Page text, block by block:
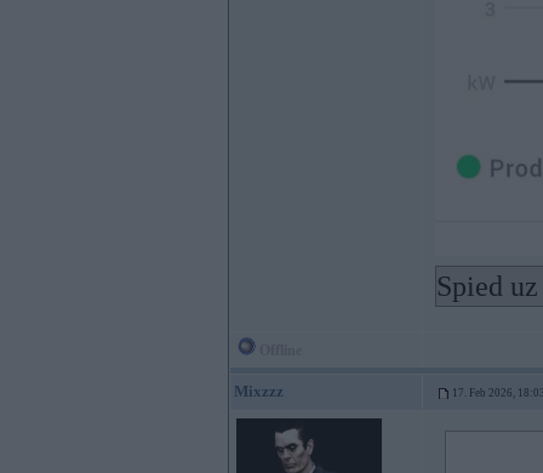
Spied
Mixzzz 17. Feb 2026,